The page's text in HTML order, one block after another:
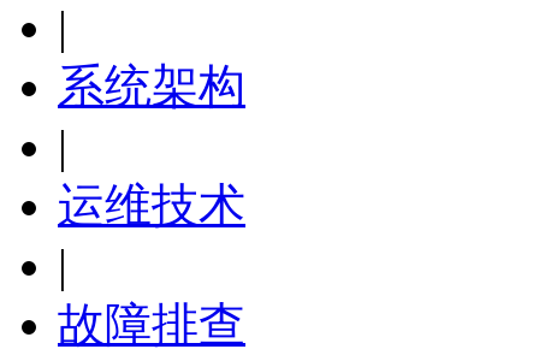
|
系统架构
|
运维技术
|
故障排查